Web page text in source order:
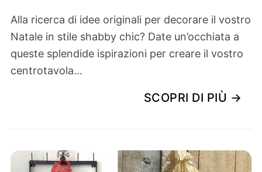
Alla ricerca di idee originali per decorare il vostro
Natale in stile shabby chic? Date un’occhiata a
queste splendide ispirazioni per creare il vostro
centrotavola…
SCOPRI DI PIÙ →